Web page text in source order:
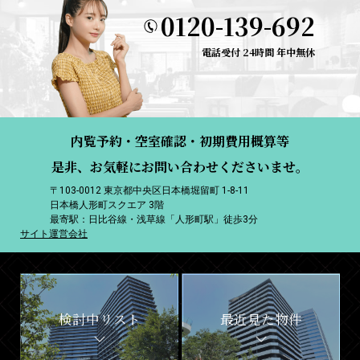
0120-139-692
電話受付 24時間 年中無休
内覧予約・空室確認・初期費用概算等
是非、お気軽にお問い合わせくださいませ。
〒103-0012 東京都中央区日本橋堀留町 1-8-11
日本橋人形町スクエア 3階
最寄駅：日比谷線・浅草線「人形町駅」徒歩3分
サイト運営会社
検討中リスト 最近見た物件